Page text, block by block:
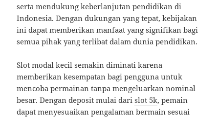
serta mendukung keberlanjutan pendidikan di
Indonesia. Dengan dukungan yang tepat, kebijakan
ini dapat memberikan manfaat yang signifikan bagi
semua pihak yang terlibat dalam dunia pendidikan.
Slot modal kecil semakin diminati karena
memberikan kesempatan bagi pengguna untuk
mencoba permainan tanpa mengeluarkan nominal
besar. Dengan deposit mulai darislot 5k, pemain
dapat menyesuaikan pengalaman bermain sesuai